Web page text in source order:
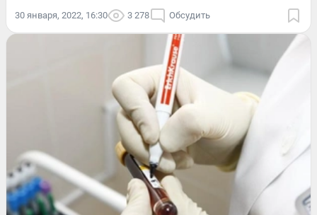
30 января, 2022, 16:30 3 278 Обсудить